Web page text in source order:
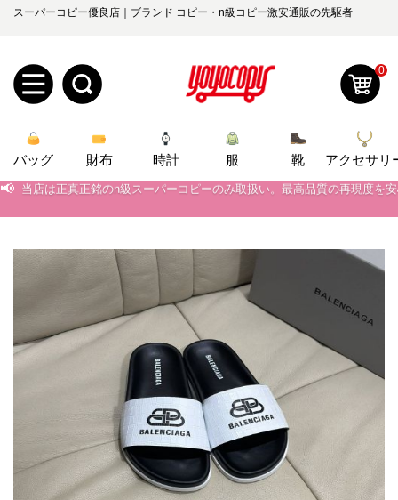
スーパーコピー優良店｜ブランド コピー・n級コピー激安通販の先駆者
規
ロ
yoyocopys@gmail.com
2026人気特集
バッグ
財布
時計
服
ズボン
衣装セット
靴
住まい用品
アクセサリー
ベルト
スカーフ
アイフォーンケ
小物
0
バッグ 財布 時計 服 靴 アクセサリ
📢 当店は正真正銘のn級スーパーコピーのみ取扱い。最高品質の再現度を
2026春の新作続々更新中！期間中のご注文でお得な割引をご利用いただ
当店は正真正銘のn級スーパーコピーのみ取扱い。最高品質の再現度を
2026春の新作続々更新中！期間中のご注文でお得な割引をご利用いただ
📢 新作入荷！ルイ・ヴィトンスーパーコピー バッグ最新モデルが登場。